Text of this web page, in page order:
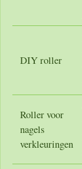
DIY roller
Roller voor
nagels
verkleuringen